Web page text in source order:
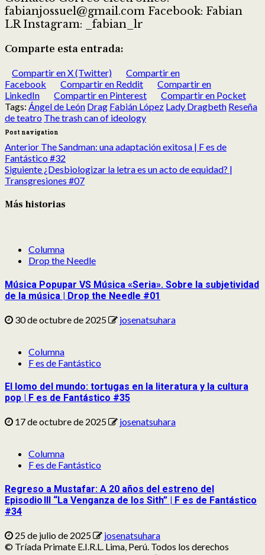
fabianjossuel@gmail.com Facebook: Fabian
LR Instagram: _fabian_lr
Comparte esta entrada:
Compartir en X (Twitter)
Compartir en
Facebook
Compartir en Reddit
Compartir en
LinkedIn
Compartir en Pinterest
Compartir en Pocket
Tags: Ángel de León Drag Fabián López Lady Dragbeth Reseña
de teatro The trash can of ideology
Post navigation
Anterior The Sandman: una adaptación exitosa | F es de
Fantástico #32
Siguiente ¿Desbiologizar la letra es un acto de equidad? |
Transgresiones #07
Más historias
Columna
Drop the Needle
Música Popupar VS Música «Seria». Sobre la subjetividad
de la música | Drop the Needle #01
30 de octubre de 2025 josenatsuhara
Columna
F es de Fantástico
El lomo del mundo: tortugas en la literatura y la cultura
pop | F es de Fantástico #35
17 de octubre de 2025 josenatsuhara
Columna
F es de Fantástico
Regreso a Mustafar: A 20 años del estreno del
Episodio III “La Venganza de los Sith” | F es de Fantástico
#34
25 de julio de 2025
josenatsuhara
© Tríada Primate E.I.R.L. Lima, Perú. Todos los derechos